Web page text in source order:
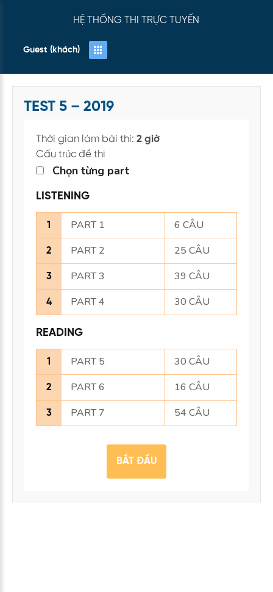
HỆ THỐNG THI TRỰC TUYẾN
Guest (khách)
TEST 5 – 2019
Thời gian làm bài thi: 2 giờ
Cấu trúc đề thi
Chọn từng part
LISTENING
1 PART 1 6 CÂU
2 PART 2 25 CÂU
3 PART 3 39 CÂU
4 PART 4 30 CÂU
READING
1 PART 5 30 CÂU
2 PART 6 16 CÂU
3 PART 7 54 CÂU